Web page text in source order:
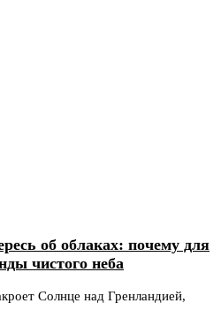
об облаках: почему для
чистого неба
Солнце над Гренландией,